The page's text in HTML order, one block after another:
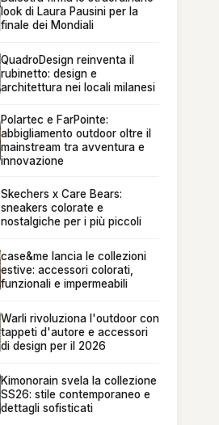
look di Laura Pausini per la
finale dei Mondiali
QuadroDesign reinventa il
rubinetto: design e
architettura nei locali milanesi
Polartec e FarPointe:
abbigliamento outdoor oltre il
mainstream tra avventura e
innovazione
Skechers x Care Bears:
sneakers colorate e
nostalgiche per i più piccoli
case&me lancia le collezioni
estive: accessori colorati,
funzionali e impermeabili
Warli rivoluziona l'outdoor con
tappeti d'autore e accessori
di design per il 2026
Kimonorain svela la collezione
SS26: stile contemporaneo e
dettagli sofisticati